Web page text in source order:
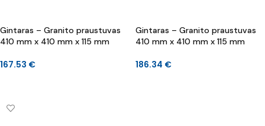
Gintaras – Granito praustuvas
410 mm x 410 mm x 115 mm
167.53 €
Gintaras – Granito praustuvas
410 mm x 410 mm x 115 mm
186.34 €